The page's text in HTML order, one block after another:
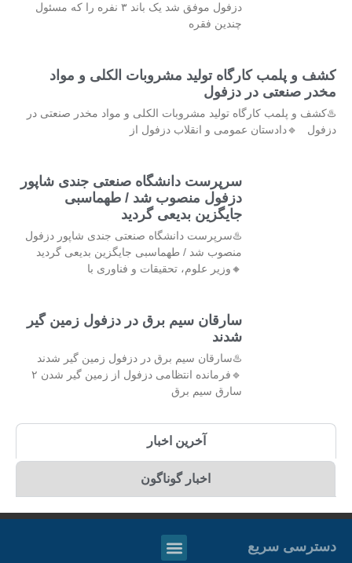
دزفول موفق شد یک باند ۳ نفره را که مسئول
چندین فقره
کشف و پلمب کارگاه تولید مشروبات الکلی و مواد
مخدر صنعتی در دزفول
♨️کشف و پلمب کارگاه تولید مشروبات الکلی و مواد مخدر صنعتی در
دزفول 🔹دادستان عمومی و انقلاب دزفول از
سرپرست دانشگاه صنعتی جندی شاپور
دزفول منصوب شد / طهماسبی
جایگزین بدیعی گردید
♨️سرپرست دانشگاه صنعتی جندی شاپور دزفول
منصوب شد / طهماسبی جایگزین بدیعی گردید
🔸وزیر علوم، تحقیقات و فناوری با
سارقان سیم برق در دزفول زمین گیر
شدند
♨️سارقان سیم برق در دزفول زمین گیر شدند
🔹فرمانده انتظامی دزفول از زمین گیر شدن ۲
سارق سیم برق
آخرین اخبار
اخبار گوناگون
دسترسی سریع